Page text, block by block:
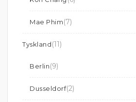
Mae Phim(7)
Tyskland(11)
Berlin(9)
Dusseldorf(2)